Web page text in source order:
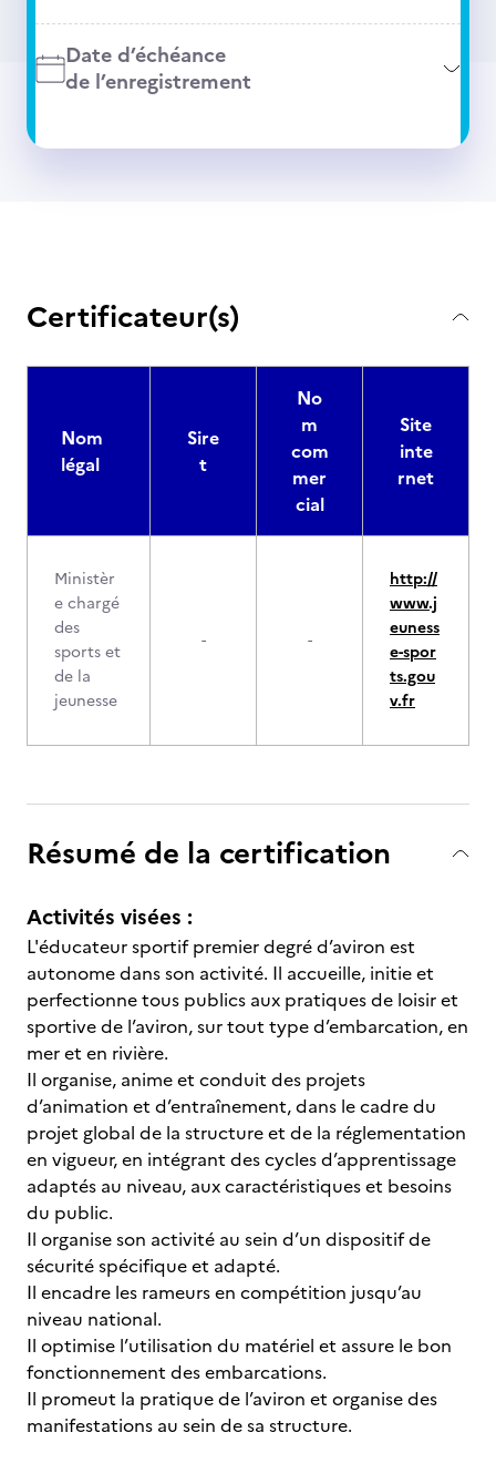
Date d’échéance
de l’enregistrement
Certificateur(s)
Nom
légal
Sire
t
No
m
com
mer
cial
Site
inte
rnet
Ministèr
e chargé
des
sports et
de la
jeunesse
- -
http://
www.j
euness
e-spor
ts.gou
v.fr
Résumé de la certification
Activités visées :
L'éducateur sportif premier degré d’aviron est
autonome dans son activité. Il accueille, initie et
perfectionne tous publics aux pratiques de loisir et
sportive de l’aviron, sur tout type d’embarcation, en
mer et en rivière.
Il organise, anime et conduit des projets
d’animation et d’entraînement, dans le cadre du
projet global de la structure et de la réglementation
en vigueur, en intégrant des cycles d’apprentissage
adaptés au niveau, aux caractéristiques et besoins
du public.
Il organise son activité au sein d’un dispositif de
sécurité spécifique et adapté.
Il encadre les rameurs en compétition jusqu’au
niveau national.
Il optimise l’utilisation du matériel et assure le bon
fonctionnement des embarcations.
Il promeut la pratique de l’aviron et organise des
manifestations au sein de sa structure.